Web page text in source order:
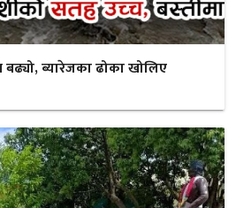
बढ्यो, ब्यारेजका ढोका खोलिए